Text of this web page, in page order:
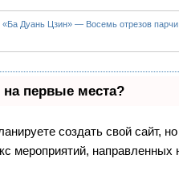
«Ба Дуань Цзин» — Восемь отрезов парчи
на первые места?
создать свой сайт,
мероприятий,